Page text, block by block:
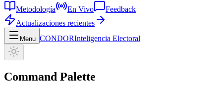
Metodología
En Vivo
Feedback
Actualizaciones recientes
Menu CONDORInteligencia Electoral
Command Palette